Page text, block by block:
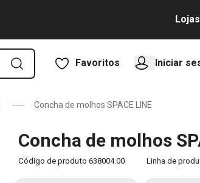
Lojas
Favoritos Iniciar
Concha de molhos SPACE LINE
Concha de molhos
Código de produto 638004.00 Linha de